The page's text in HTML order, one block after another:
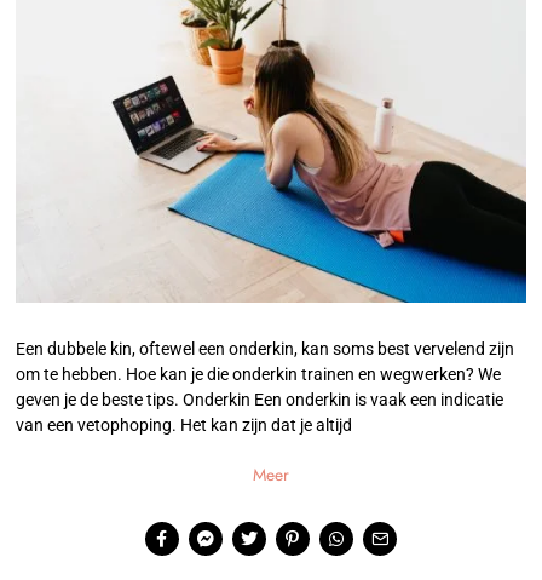
Een dubbele kin, oftewel een onderkin, kan soms best vervelend zijn
om te hebben. Hoe kan je die onderkin trainen en wegwerken? We
geven je de beste tips. Onderkin Een onderkin is vaak een indicatie
van een vetophoping. Het kan zijn dat je altijd
Meer